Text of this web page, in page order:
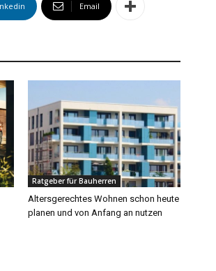
Email
Ratgeber für Bauherren
Altersgerechtes Wohnen schon heute
planen und von Anfang an nutzen